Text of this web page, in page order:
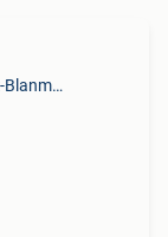
Chastre-Villeroux-Blanmont